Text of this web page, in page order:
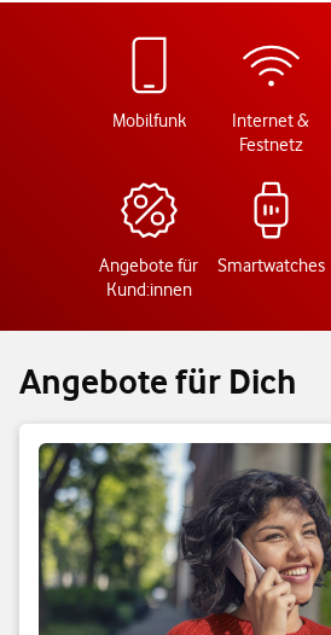
Mobilfunk
Internet &
Festnetz
Angebote für
Kund:innen
Smartwatches
Angebote für Dich